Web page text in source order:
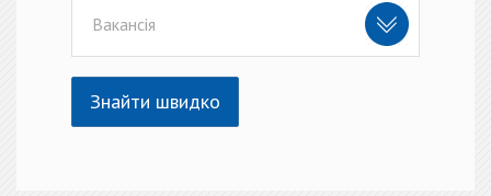
Вакансія
Знайти швидко